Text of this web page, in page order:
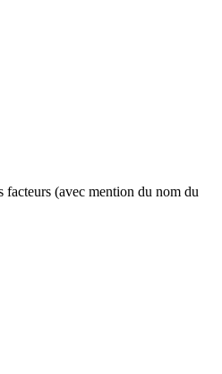
facteurs (avec mention du nom du